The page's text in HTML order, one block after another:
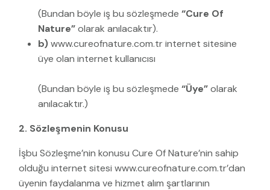
(Bundan böyle iş bu sözleşmede “Cure Of
Nature”olarak anılacaktır).
b)www.cureofnature.com.tr internet sitesine
üye olan internet kullanıcısı
(Bundan böyle iş bu sözleşmede “Üye”olarak
anılacaktır.)
2. Sözleşmenin Konusu
İşbu Sözleşme’nin konusu Cure Of Nature’nin sahip
olduğu internet sitesi www.cureofnature.com.tr’dan
üyenin faydalanma ve hizmet alım şartlarının